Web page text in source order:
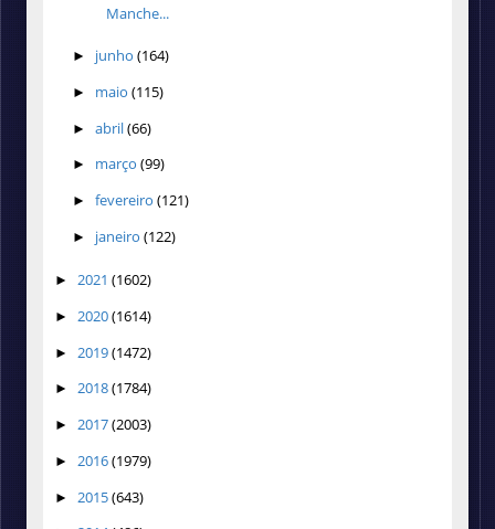
Manche...
► junho (164)
► maio (115)
► abril(66)
► março (99)
► fevereiro (121)
► janeiro (122)
► 2021 (1602)
► 2020(1614)
► 2019(1472)
► 2018(1784)
► 2017(2003)
► 2016(1979)
► 2015(643)